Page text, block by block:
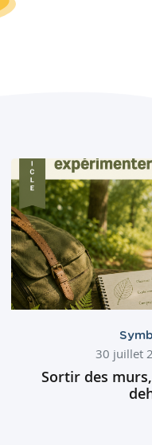
30 juillet
Sortir des